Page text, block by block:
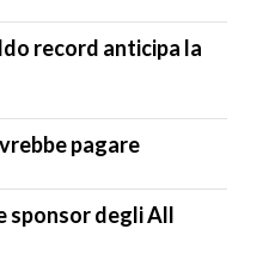
record anticipa la
pagare
sponsor degli All